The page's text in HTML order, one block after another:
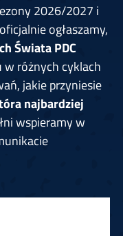
2026/2027 i
ogłaszamy,
Świata PDC
różnych cyklach
jakie przyniesie
najbardziej
wspieramy w